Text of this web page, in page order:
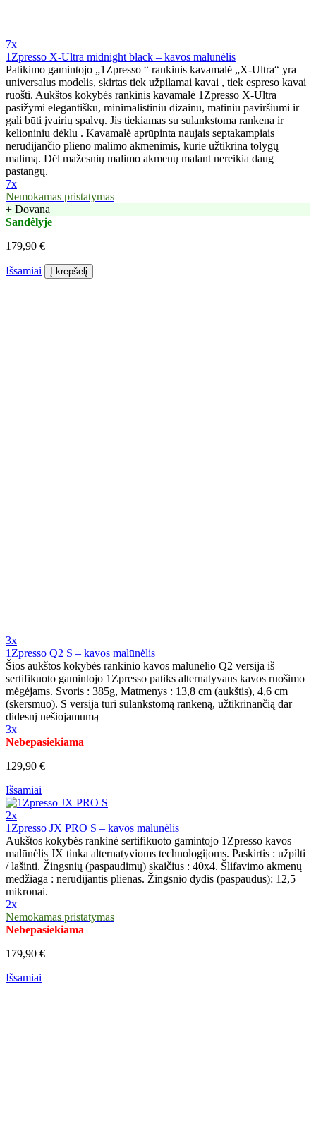
7x
1Zpresso X-Ultra midnight black – kavos malūnėlis
Patikimo gamintojo „1Zpresso “ rankinis kavamalė „X-Ultra“ yra
universalus modelis, skirtas tiek užpilamai kavai , tiek espreso kavai
ruošti. Aukštos kokybės rankinis kavamalė 1Zpresso X-Ultra
pasižymi elegantišku, minimalistiniu dizainu, matiniu paviršiumi ir
gali būti įvairių spalvų. Jis tiekiamas su sulankstoma rankena ir
kelioniniu dėklu . Kavamalė aprūpinta naujais septakampiais
nerūdijančio plieno malimo akmenimis, kurie užtikrina tolygų
malimą. Dėl mažesnių malimo akmenų malant nereikia daug
pastangų.
7x
Nemokamas pristatymas
+ Dovana
Sandėlyje
179,90 €
Išsamiai Į krepšelį
3x
1Zpresso Q2 S – kavos malūnėlis
Šios aukštos kokybės rankinio kavos malūnėlio Q2 versija iš
sertifikuoto gamintojo 1Zpresso patiks alternatyvaus kavos ruošimo
mėgėjams. Svoris : 385g, Matmenys : 13,8 cm (aukštis), 4,6 cm
(skersmuo). S versija turi sulankstomą rankeną, užtikrinančią dar
didesnį nešiojamumą
3x
Nebepasiekiama
129,90 €
Išsamiai
2x
1Zpresso JX PRO S – kavos malūnėlis
Aukštos kokybės rankinė sertifikuoto gamintojo 1Zpresso kavos
malūnėlis JX tinka alternatyvioms technologijoms. Paskirtis : užpilti
/ lašinti. Žingsnių (paspaudimų) skaičius : 40x4. Šlifavimo akmenų
medžiaga : nerūdijantis plienas. Žingsnio dydis (paspaudus): 12,5
mikronai.
2x
Nemokamas pristatymas
Nebepasiekiama
179,90 €
Išsamiai